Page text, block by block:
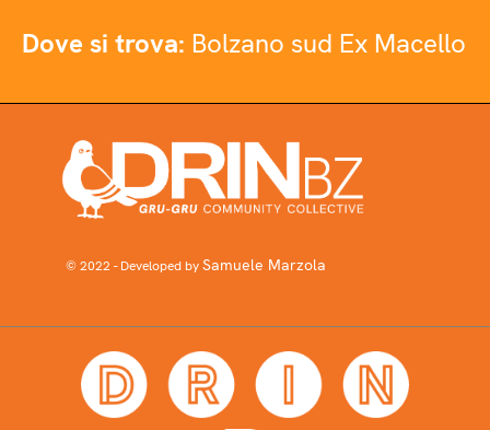
Dove si trova: Bolzano sud Ex Macello
© 2022 - Developed bySamuele Marzola